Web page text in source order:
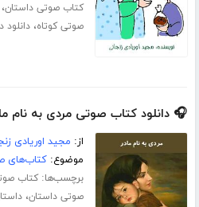
کتاب صوتی داستان
صوتی کوتاه،دانلود
🎧 دانلود کتاب صوتی مردی به نام
از: مجید اوریادی
موضوع:کتاب‌های
برچسب‌ها:کتاب
صوتی داستان،